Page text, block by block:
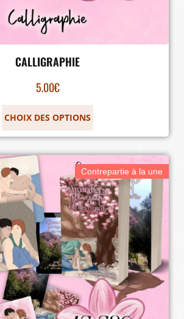
CALLIGRAPHIE
5.00€
CHOIX DES OPTIONS
Contrepartie à la une